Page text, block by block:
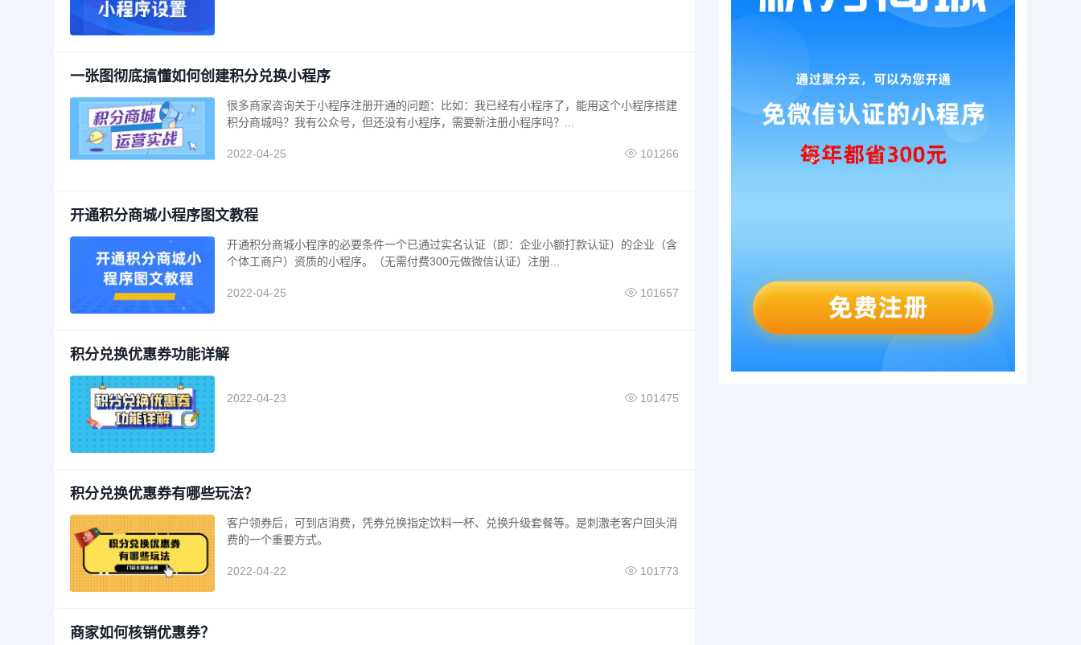
一张图彻底搞懂如何创建积分兑换小程序
很多商家咨询关于小程序注册开通的问题：比如：我已经有小程序了，能用这个小程序搭建
积分商城吗？我有公众号，但还没有小程序，需要新注册小程序吗？...
2022-04-25 101266
开通积分商城小程序图文教程
开通积分商城小程序的必要条件一个已通过实名认证（即：企业小额打款认证）的企业（含
个体工商户）资质的小程序。（无需付费300元做微信认证）注册...
2022-04-25 101657
积分兑换优惠券功能详解
2022-04-23 101475
积分兑换优惠券有哪些玩法？
客户领券后，可到店消费，凭券兑换指定饮料一杯、兑换升级套餐等。是刺激老客户回头消
费的一个重要方式。
2022-04-22 101773
商家如何核销优惠券？